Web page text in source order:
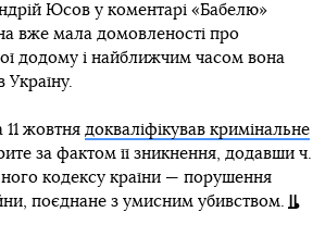
Юсов у коментарі «Бабелю»
вже мала домовленості про
додому і найближчим часом вона
жовтня докваліфікував кримінальне
за фактом її зникнення, додавши ч.
кодексу країни — порушення
поєднане з умисним убивством.